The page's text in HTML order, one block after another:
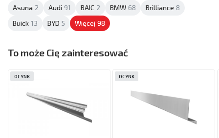
Asuna 2 Audi 91 BAIC 2 BMW 68 Brilliance 8
Buick 13 BYD 5 Więcej 98
To może Cię zainteresować
OCYNK OCYNK